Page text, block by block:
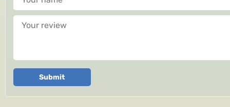
Your review
Submit